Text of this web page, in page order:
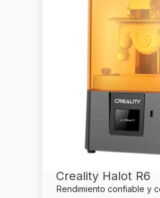
Creality Halot R6
Rendimiento confiable y